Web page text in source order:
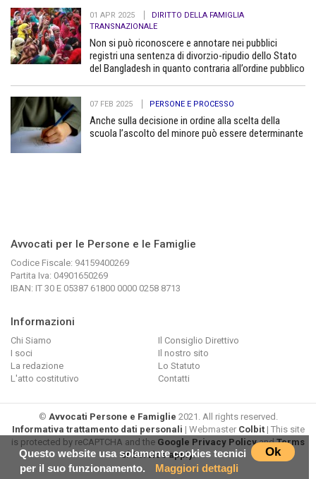
01 APR 2025
DIRITTO DELLA FAMIGLIA
TRANSNAZIONALE
Non si può riconoscere e annotare nei pubblici
registri una sentenza di divorzio-ripudio dello Stato
del Bangladesh in quanto contraria all’ordine pubblico
07 FEB 2025 PERSONE E PROCESSO
Anche sulla decisione in ordine alla scelta della
scuola l’ascolto del minore può essere determinante
Avvocati per le Persone e le Famiglie
Codice Fiscale: 94159400269
Partita Iva: 04901650269
IBAN: IT 30 E 05387 61800 0000 0258 8713
Informazioni
Chi Siamo
Il Consiglio Direttivo
I soci
Il nostro sito
La redazione
Lo Statuto
L'atto costitutivo
Contatti
© Avvocati Persone e Famiglie 2021. All rights reserved.
Informativa trattamento dati personali | Webmaster Colbit| This site
is protected by reCAPTCHA and the Google Privacy PolicyandTerms
of Service apply. Ok
Questo website usa solamente cookies tecnici
per il suo funzionamento.
Maggiori dettagli